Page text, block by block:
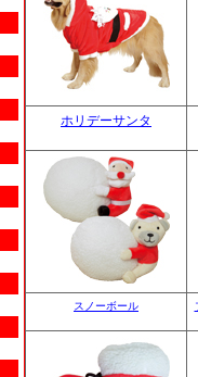
ホリデーサンタ
スノーボール